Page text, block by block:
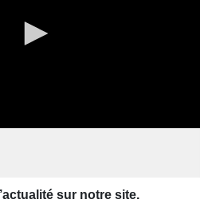
sur notre site.